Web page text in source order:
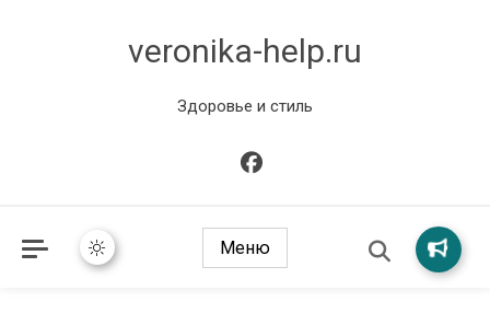
veronika-help.ru
Здоровье и стиль
Меню